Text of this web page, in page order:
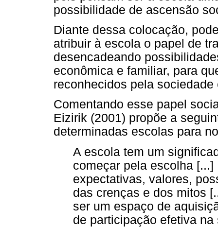
possibilidade de ascensão
Diante dessa colocação,
atribuir à escola o papel de
desencadeando
econômica e familiar, para
reconhecidos pela sociedade
Comentando esse papel
Eizirik (2001) propõe a
determinadas escolas para
A escola tem um
começar pela escolha
expectativas, valores,
das crenças e dos mitos
ser um espaço de
de participação efetiva